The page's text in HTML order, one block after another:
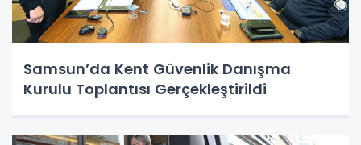
Samsun’da Kent Güvenlik Danışma
Kurulu Toplantısı Gerçekleştirildi